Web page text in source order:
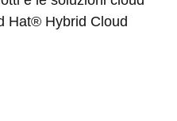
Hat® Hybrid Cloud